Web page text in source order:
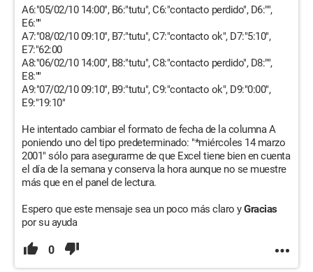
A6:"05/02/10 14:00", B6:"tutu", C6:"contacto perdido", D6:"",
E6:""
A7:"08/02/10 09:10", B7:"tutu", C7:"contacto ok", D7:"5:10",
E7:"62:00
A8:"06/02/10 14:00", B8:"tutu", C8:"contacto perdido", D8:"",
E8:""
A9:"07/02/10 09:10", B9:"tutu", C9:"contacto ok", D9:"0:00",
E9:"19:10"
He intentado cambiar el formato de fecha de la columna A
poniendo uno del tipo predeterminado: "*miércoles 14 marzo
2001" sólo para asegurarme de que Excel tiene bien en cuenta
el día de la semana y conserva la hora aunque no se muestre
más que en el panel de lectura.
Espero que este mensaje sea un poco más claro yGracias
por su ayuda
0